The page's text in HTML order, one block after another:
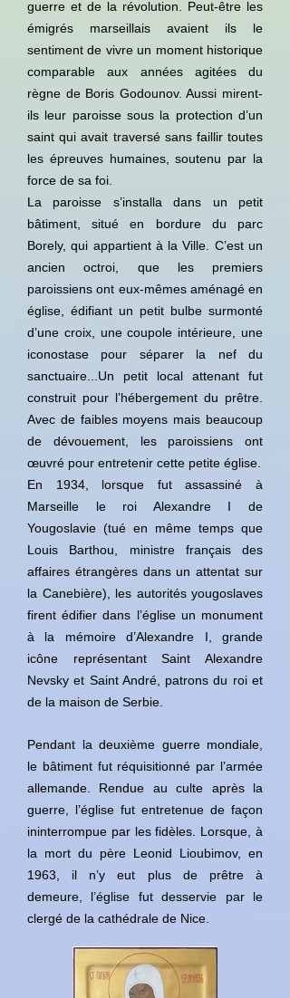
guerre et de la révolution. Peut-être les
émigrés marseillais avaient ils le
sentiment de vivre un moment historique
comparable aux années agitées du
règne de Boris Godounov. Aussi mirent-
ils leur paroisse sous la protection d’un
saint qui avait traversé sans faillir toutes
les épreuves humaines, soutenu par la
force de sa foi.
La paroisse s’installa dans un petit
bâtiment, situé en bordure du parc
Borely, qui appartient à la Ville. C’est un
ancien octroi, que les premiers
paroissiens ont eux-mêmes aménagé en
église, édifiant un petit bulbe surmonté
d’une croix, une coupole intérieure, une
iconostase pour séparer la nef du
sanctuaire...Un petit local attenant fut
construit pour l’hébergement du prêtre.
Avec de faibles moyens mais beaucoup
de dévouement, les paroissiens ont
œuvré pour entretenir cette petite église.
En 1934, lorsque fut assassiné à
Marseille le roi Alexandre I de
Yougoslavie (tué en même temps que
Louis Barthou, ministre français des
affaires étrangères dans un attentat sur
la Canebière), les autorités yougoslaves
firent édifier dans l’église un monument
à la mémoire d’Alexandre I, grande
icône représentant Saint Alexandre
Nevsky et Saint André, patrons du roi et
de la maison de Serbie.
Pendant la deuxième guerre mondiale,
le bâtiment fut réquisitionné par l’armée
allemande. Rendue au culte après la
guerre, l’église fut entretenue de façon
ininterrompue par les fidèles. Lorsque, à
la mort du père Leonid Lioubimov, en
1963, il n’y eut plus de prêtre à
demeure, l’église fut desservie par le
clergé de la cathédrale de Nice.